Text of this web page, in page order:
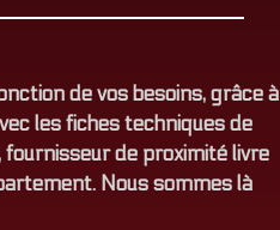
de vos besoins, grâce à
les fiches techniques de
de proximité livre
Nous sommes là